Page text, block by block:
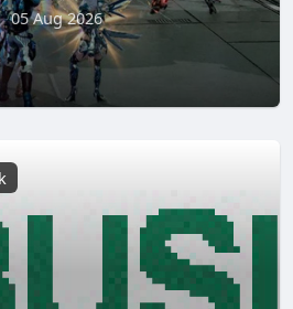
05 Aug 2026